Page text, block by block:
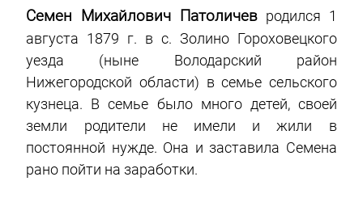
Семен Михайлович Патоличев родился 1
августа 1879 г. в с. Золино Гороховецкого
уезда (ныне Володарский район
Нижегородской области) в семье сельского
кузнеца. В семье было много детей, своей
земли родители не имели и жили в
постоянной нужде. Она и заставила Семена
рано пойти на заработки.